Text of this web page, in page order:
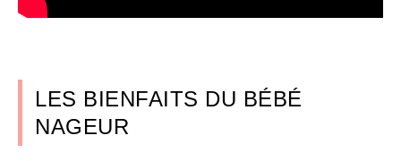
LES BIENFAITS DU BÉBÉ
NAGEUR